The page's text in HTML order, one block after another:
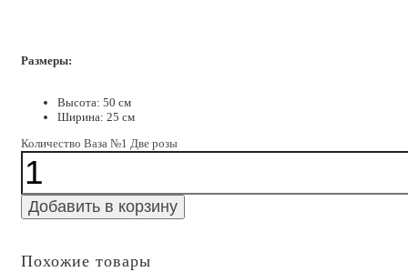
Размеры:
Высота: 50 см
Ширина: 25 см
Количество Ваза №1 Две розы
Добавить в корзину
Похожие товары